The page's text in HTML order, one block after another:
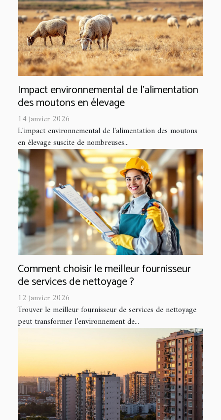
Impact environnemental de l'alimentation
des moutons en élevage
14 janvier 2026
L'impact environnemental de l'alimentation des moutons
en élevage suscite de nombreuses...
Comment choisir le meilleur fournisseur
de services de nettoyage ?
12 janvier 2026
Trouver le meilleur fournisseur de services de nettoyage
peut transformer l’environnement de...